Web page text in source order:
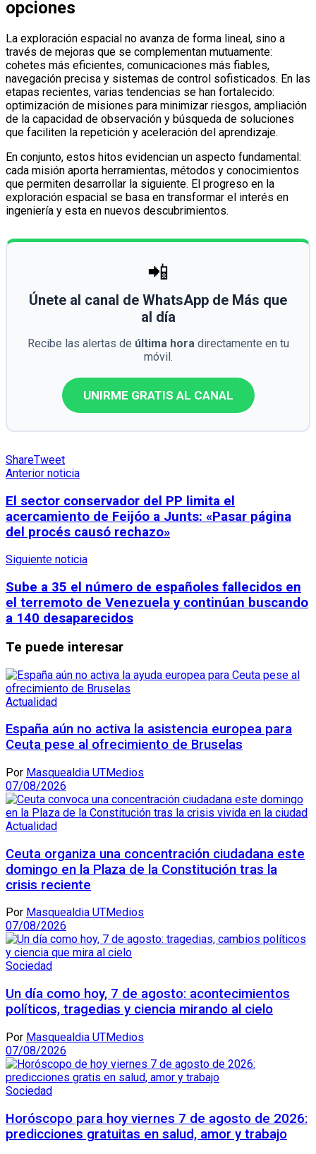
opciones
La exploración espacial no avanza de forma lineal, sino a
través de mejoras que se complementan mutuamente:
cohetes más eficientes, comunicaciones más fiables,
navegación precisa y sistemas de control sofisticados. En las
etapas recientes, varias tendencias se han fortalecido:
optimización de misiones para minimizar riesgos, ampliación
de la capacidad de observación y búsqueda de soluciones
que faciliten la repetición y aceleración del aprendizaje.
En conjunto, estos hitos evidencian un aspecto fundamental:
cada misión aporta herramientas, métodos y conocimientos
que permiten desarrollar la siguiente. El progreso en la
exploración espacial se basa en transformar el interés en
ingeniería y esta en nuevos descubrimientos.
📲
Únete al canal de WhatsApp de Más que
al día
Recibe las alertas de última horadirectamente en tu
móvil.
UNIRME GRATIS AL CANAL
ShareTweet
Anterior noticia
El sector conservador del PP limita el
acercamiento de Feijóo a Junts: «Pasar página
del procés causó rechazo»
Siguiente noticia
Sube a 35 el número de españoles fallecidos en
el terremoto de Venezuela y continúan buscando
a 140 desaparecidos
Te puede interesar
Actualidad
España aún no activa la asistencia europea para
Ceuta pese al ofrecimiento de Bruselas
Por Masquealdia UTMedios
07/08/2026
Actualidad
Ceuta organiza una concentración ciudadana este
domingo en la Plaza de la Constitución tras la
crisis reciente
Por Masquealdia UTMedios
07/08/2026
Sociedad
Un día como hoy, 7 de agosto: acontecimientos
políticos, tragedias y ciencia mirando al cielo
Por Masquealdia UTMedios
07/08/2026
Sociedad
Horóscopo para hoy viernes 7 de agosto de 2026:
predicciones gratuitas en salud, amor y trabajo